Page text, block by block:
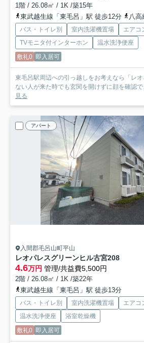
1階 / 26.08㎡ / 1K /築15年
東武越生線「東毛呂」駅 徒歩12分
八
バス・トイレ別 室内洗濯機置場 エアコ
TVモニタ付インターホン
温水洗浄便座
敷礼0 即入居可
東毛呂駅周辺への引っ越しをお考えなら「レ
ない人が来た時でも玄関を開けずに顔を確認
見る
アパート
入間郡毛呂山町平山
レオパレスグリーンヒル古宮208
4.6万円 管理/共益費5,500円
2階 / 26.08㎡ / 1K /築22年
東武越生線「東毛呂」駅 徒歩13分
バス・トイレ別 室内洗濯機置場 エアコ
温水洗浄便座
浴室乾燥機
敷礼0 即入居可